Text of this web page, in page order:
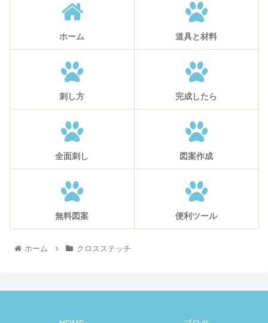
ホーム 道具と材料
刺し方 完成したら
全面刺し 図案作成
無料図案 便利ツール
ホーム クロスステッチ